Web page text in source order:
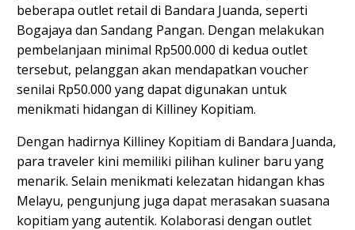
beberapa outlet retail di Bandara Juanda, seperti
Bogajaya dan Sandang Pangan. Dengan melakukan
pembelanjaan minimal Rp500.000 di kedua outlet
tersebut, pelanggan akan mendapatkan voucher
senilai Rp50.000 yang dapat digunakan untuk
menikmati hidangan di Killiney Kopitiam.
Dengan hadirnya Killiney Kopitiam di Bandara Juanda,
para traveler kini memiliki pilihan kuliner baru yang
menarik. Selain menikmati kelezatan hidangan khas
Melayu, pengunjung juga dapat merasakan suasana
kopitiam yang autentik. Kolaborasi dengan outlet